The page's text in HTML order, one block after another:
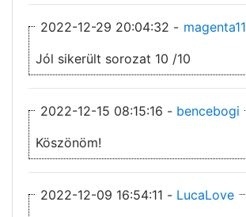
2022-12-29 20:04:32 - magenta11
Jól sikerült sorozat 10 /10
2022-12-15 08:15:16 - bencebogi
Köszönöm!
2022-12-09 16:54:11 - LucaLove